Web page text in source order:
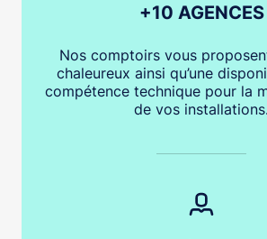
+10 AGENCES
Nos comptoirs vous
chaleureux ainsi qu’une
compétence technique pour la
de vos installations.